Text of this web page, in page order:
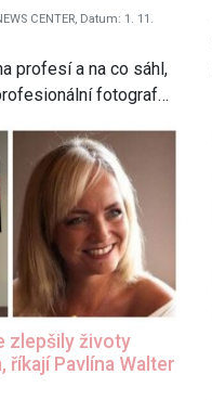
CENTER, Datum: 1. 11.
profesí a na co sáhl,
fotograf…
zlepšily životy
říkají Pavlína Walter